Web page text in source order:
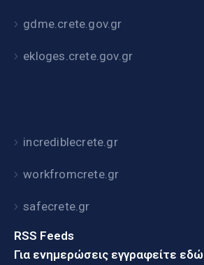
gdme.crete.gov.gr
ekloges.crete.gov.gr
incrediblecrete.gr
workfromcrete.gr
safecrete.gr
RSS Feeds
Για ενημερώσεις εγγραφείτε εδώ